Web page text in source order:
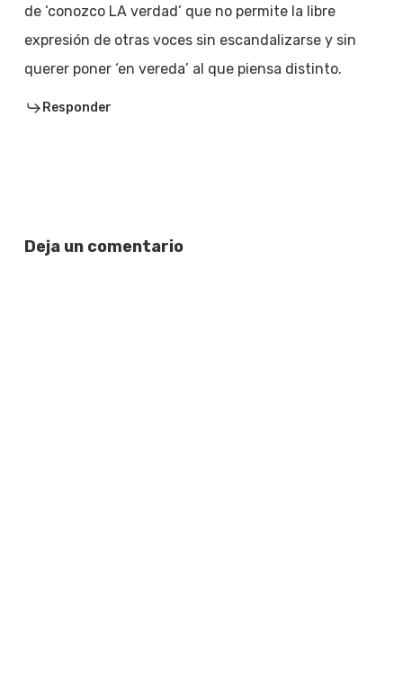
de ‘conozco LA verdad’ que no permite la libre
expresión de otras voces sin escandalizarse y sin
querer poner ‘en vereda’ al que piensa distinto.
Responder
Deja un comentario